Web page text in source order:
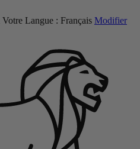
Votre Langue : Français Modifier